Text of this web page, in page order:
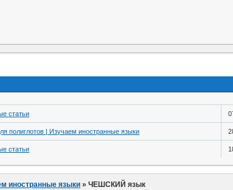
статьи
полиглотов | Изучаем иностранные языки
статьи
иностранные языки »ЧЕШСКИЙ язык